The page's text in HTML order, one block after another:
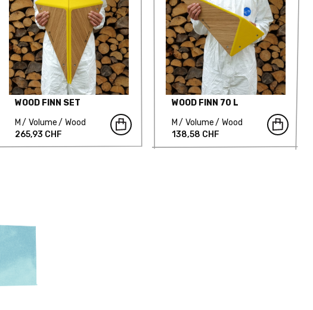
WOOD FINN SET
M
Volume
Wood
265,93 CHF
WOOD FINN 70 L
M
Volume
Wood
138,58 CHF